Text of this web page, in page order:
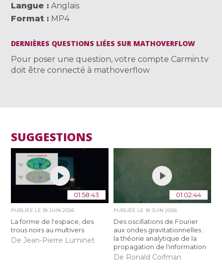
Langue
Anglais
Format
MP4
DERNIÈRES QUESTIONS LIÉES SUR MATHOVERFLOW
Pour poser une question, votre compte Carmin.tv
doit être connecté à mathoverflow
SUGGESTIONS
01:58:43
PUBLIÉE LE18 JUIN 2026
La forme de l'espace, des
trous noirs au multivers
De Jean-Pierre Luminet
01:02:44
PUBLIÉE LE 18 JUIN 2026
Des oscillations de Fourier
aux ondes gravitationnelles :
la théorie analytique de la
propagation de l'information
De Ronald Coifman